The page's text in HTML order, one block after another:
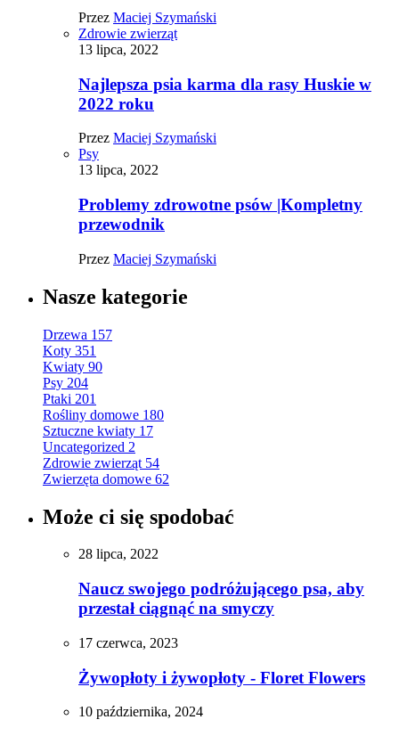
Przez Maciej Szymański
Zdrowie zwierząt
13 lipca, 2022
Najlepsza psia karma dla rasy Huskie w
2022 roku
Przez Maciej Szymański
Psy
13 lipca, 2022
Problemy zdrowotne psów |Kompletny
przewodnik
Przez Maciej Szymański
Nasze kategorie
Drzewa 157
Koty 351
Kwiaty 90
Psy 204
Ptaki 201
Rośliny domowe 180
Sztuczne kwiaty 17
Uncategorized 2
Zdrowie zwierząt 54
Zwierzęta domowe 62
Może ci się spodobać
28 lipca, 2022
Naucz swojego podróżującego psa, aby
przestał ciągnąć na smyczy
17 czerwca, 2023
Żywopłoty i żywopłoty - Floret Flowers
10 października, 2024